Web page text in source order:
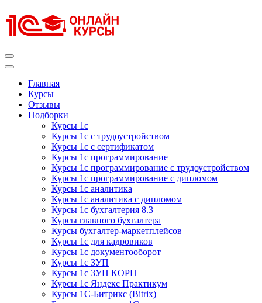
к
содержимому
Главная
Курсы
Отзывы
Подборки
Курсы 1с
Курсы 1с с трудоустройством
Курсы 1с с сертификатом
Курсы 1с программирование
Курсы 1с программирование с трудоустройством
Курсы 1с программирование с дипломом
Курсы 1с аналитика
Курсы 1с аналитика с дипломом
Курсы 1с бухгалтерия 8.3
Курсы главного бухгалтера
Курсы бухгалтер-маркетплейсов
Курсы 1с для кадровиков
Курсы 1с документооборот
Курсы 1с ЗУП
Курсы 1с ЗУП КОРП
Курсы 1с Яндекс Практикум
Курсы 1С-Битрикс (Bitrix)